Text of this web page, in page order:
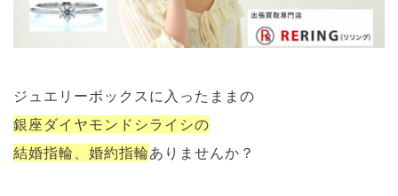
ジュエリーボックスに入ったままの
銀座ダイヤモンドシライシの
結婚指輪、婚約指輪ありませんか？